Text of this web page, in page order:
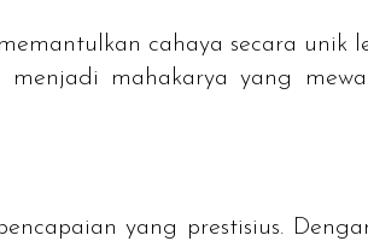
cahaya secara unik
mahakarya yang
yang prestisius.